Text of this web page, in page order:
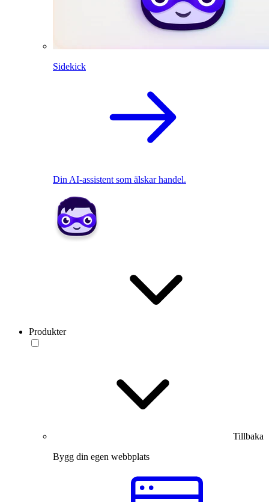
Sidekick
Din AI-assistent som älskar handel.
Produkter
Tillbaka
Bygg din egen webbplats